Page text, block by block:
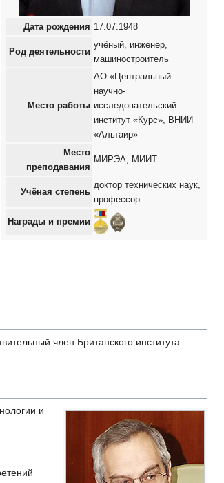
Дата рождения 17.07.1948
Род деятельности
учёный, инженер,
машиностроитель
Место работы
АО «Центральный
научно-
исследовательский
институт «Курс», ВНИИ
«Альтаир»
Место
преподавания
МИРЭА, МИИТ
Учёная степень
доктор технических наук,
профессор
Награды и премии
член Британского института
и